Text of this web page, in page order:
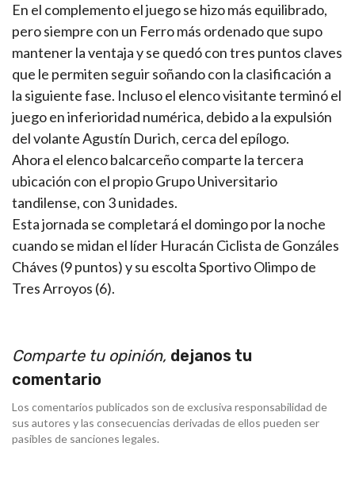
En el complemento el juego se hizo más equilibrado,
pero siempre con un Ferro más ordenado que supo
mantener la ventaja y se quedó con tres puntos claves
que le permiten seguir soñando con la clasificación a
la siguiente fase. Incluso el elenco visitante terminó el
juego en inferioridad numérica, debido a la expulsión
del volante Agustín Durich, cerca del epílogo.
Ahora el elenco balcarceño comparte la tercera
ubicación con el propio Grupo Universitario
tandilense, con 3 unidades.
Esta jornada se completará el domingo por la noche
cuando se midan el líder Huracán Ciclista de Gonzáles
Cháves (9 puntos) y su escolta Sportivo Olimpo de
Tres Arroyos (6).
Comparte tu opinión, dejanos tu
comentario
Los comentarios publicados son de exclusiva responsabilidad de
sus autores y las consecuencias derivadas de ellos pueden ser
pasibles de sanciones legales.